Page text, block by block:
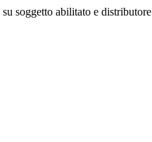
soggetto abilitato e distributore